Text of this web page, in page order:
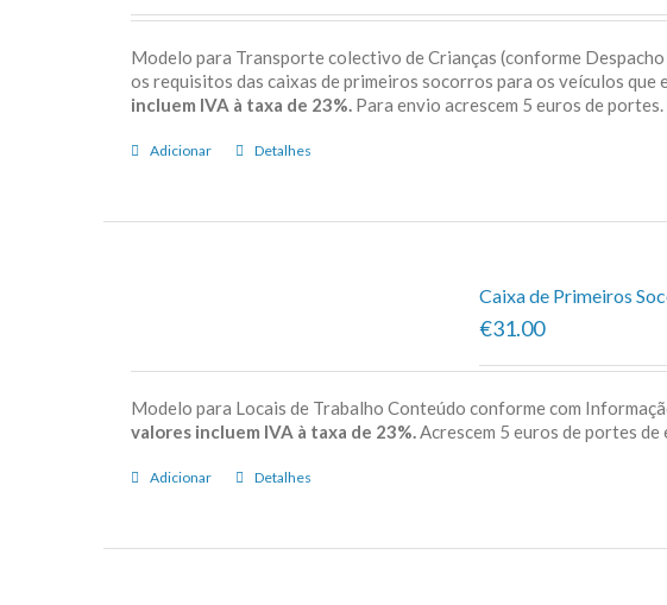
Modelo para Transporte colectivo de Crianças (conforme
os requisitos das caixas de primeiros socorros para os veículos
incluem IVA à taxa de 23%. Para envio acrescem 5 euros de
Adicionar Detalhes
Caixa de Primeiros
€31.00
Modelo para Locais de Trabalho Conteúdo conforme com
valores incluem IVA à taxa de 23%. Acrescem 5 euros de portes
Adicionar Detalhes